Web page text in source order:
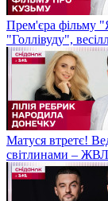
Прем'єра фільму
"Голлівуду",
Матуся втретє!
світлинами –